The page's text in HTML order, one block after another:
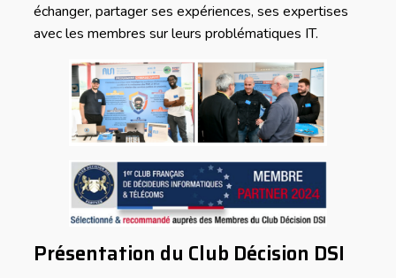
échanger, partager ses expériences, ses expertises
avec les membres sur leurs problématiques IT.
Présentation du Club Décision DSI